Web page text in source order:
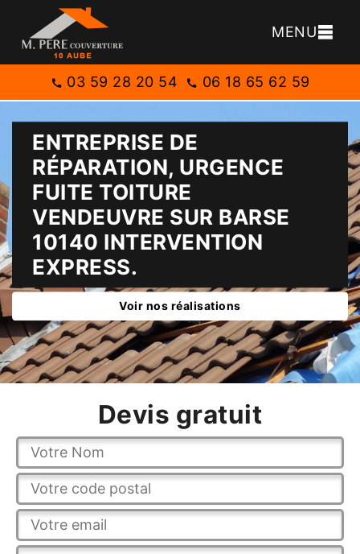
MENU
03 59 28 20 54 06 18 65 62 59
ENTREPRISE DE
RÉPARATION, URGENCE
FUITE TOITURE
VENDEUVRE SUR BARSE
10140 INTERVENTION
EXPRESS.
Voir nos réalisations
Devis gratuit